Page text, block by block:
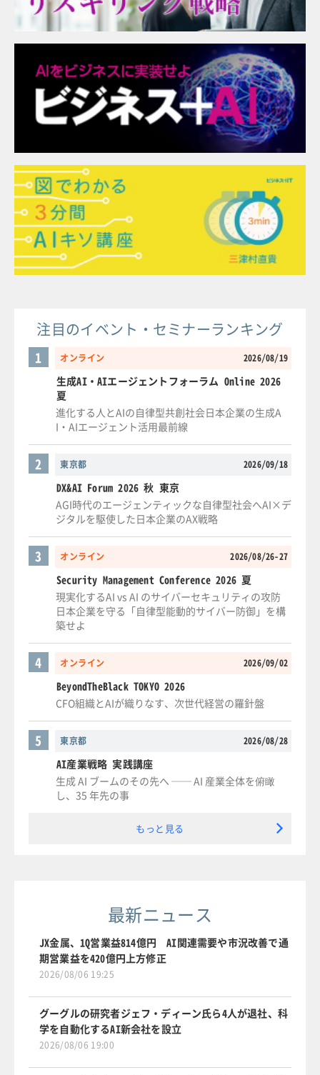
注目のイベント・セミナーランキング
オンライン 2026/08/19
1
生成AI・AIエージェントフォーラム Online 2026
夏
進化する人とAIの自律型共創社会日本企業の生成A
I・AIエージェント活用最前線
東京都 2026/09/18
2
DX&AI Forum 2026 秋 東京
AGI時代のエージェンティックな自律型社会へAI×デ
ジタルを駆使した日本企業のAX戦略
オンライン 2026/08/26-27
3
Security Management Conference 2026 夏
現実化するAI vs AI のサイバーセキュリティの攻防
日本企業を守る「自律型能動的サイバー防御」を構
築せよ
オンライン 2026/09/02
4
BeyondTheBlack TOKYO 2026
CFO組織とAIが織りなす、次世代経営の羅針盤
東京都 2026/08/28
5
AI産業戦略 実践講座
生成 AI ブームのその先へ ── AI 産業全体を俯瞰
し、35 年先の事
もっと見る
最新ニュース
JX金属、1Q営業益814億円 AI関連需要や市況改善で通
期営業益を420億円上方修正
2026/08/06 19:25
グーグルの研究者ジェフ・ディーン氏ら4人が退社、科
学を自動化するAI新会社を設立
2026/08/06 19:00